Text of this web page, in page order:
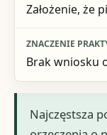
Założenie, że
Brak wniosku
Najczęstsza